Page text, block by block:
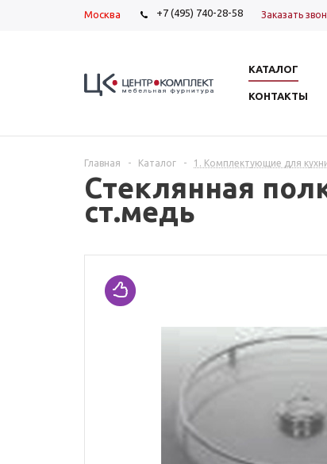
Москва +7 (495) 740-28-58 Заказать
КАТАЛОГ
КОНТАКТЫ
Главная - Каталог - 1. Комплектующие для
Стеклянная
ст.медь